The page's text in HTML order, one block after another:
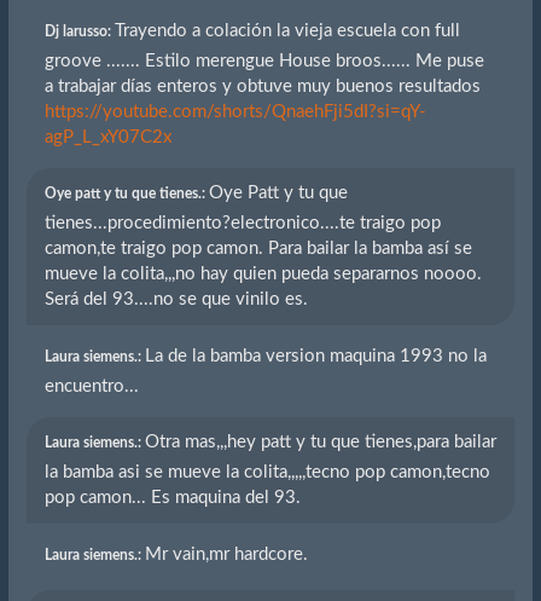
Dj larusso: Trayendo a colación la vieja escuela con full
groove ....... Estilo merengue House broos...... Me puse
a trabajar días enteros y obtuve muy buenos resultados
https://youtube.com/shorts/QnaehFji5dI?si=qY-
agP_L_xY07C2x
Oye patt y tu que tienes.: Oye Patt y tu que
tienes...procedimiento?electronico....te traigo pop
camon,te traigo pop camon. Para bailar la bamba así se
mueve la colita,,,no hay quien pueda separarnos noooo.
Será del 93....no se que vinilo es.
Laura siemens.: La de la bamba version maquina 1993 no la
encuentro...
Laura siemens.: Otra mas,,,hey patt y tu que tienes,para bailar
la bamba asi se mueve la colita,,,,,tecno pop camon,tecno
pop camon... Es maquina del 93.
Laura siemens.: Mr vain,mr hardcore.